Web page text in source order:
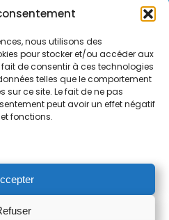
nous utilisons des
pour stocker et/ou accéder aux
de consentir à ces technologies
telles que le comportement
sur ce site. Le fait de ne pas
peut avoir un effet négatif
fonctions.
Privé
Utiles
Emerainville
LOGNES